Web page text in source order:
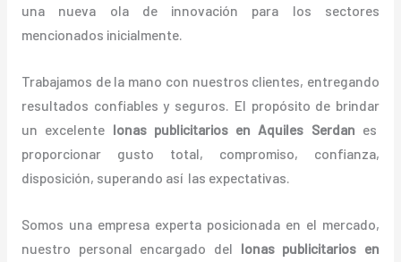
una nueva ola de innovación para los sectores
mencionados inicialmente.
Trabajamos de la mano con nuestros clientes, entregando
resultados confiables y seguros. El propósito de brindar
un excelente lonaspublicitariosen Aquiles Serdan es
proporcionar gusto total, compromiso, confianza,
disposición, superando así las expectativas.
Somos una empresa experta posicionada en el mercado,
nuestro personal encargado del lonaspublicitarios en